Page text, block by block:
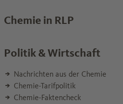
Chemie in RLP
Politik & Wirtschaft
Nachrichten aus der Chemie
Chemie-Tarifpolitik
Chemie-Faktencheck